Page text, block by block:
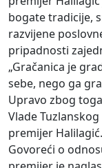
bogate tradicije,
razvijene
pripadnosti
„Gračanica je
sebe, nego ga
Upravo zbog
Vlade
premijer Halilagić.
Govoreći o